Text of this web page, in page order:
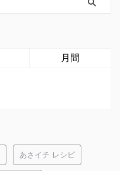
月間
あさイチ レシピ